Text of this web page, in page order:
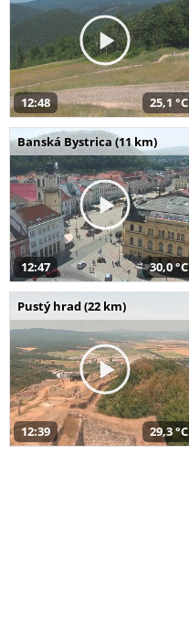
12:48 25,1 °C
Banská Bystrica (11 km)
12:47 30,0 °C
Pustý hrad (22 km)
12:39 29,3 °C